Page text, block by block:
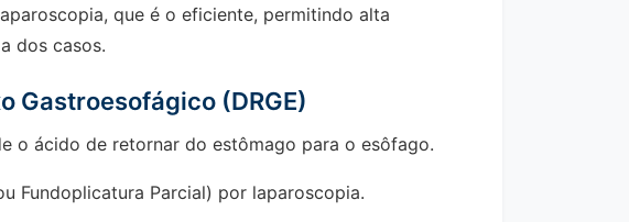
que é o eficiente, permitindo alta
dos casos.
Gastroesofágico (DRGE)
o ácido de retornar do estômago para o esôfago.
Fundoplicatura Parcial) por laparoscopia.